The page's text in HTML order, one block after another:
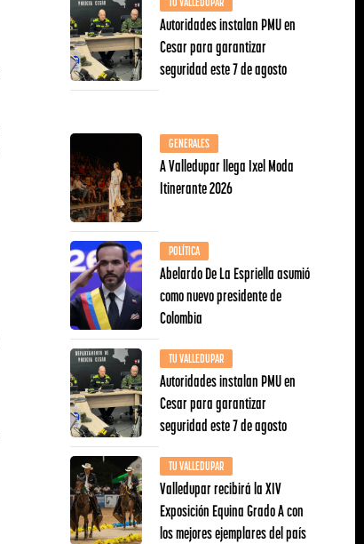
Autoridades instalan PMU en
Cesar para garantizar
seguridad este 7 de agosto
GENERALES
A Valledupar llega Ixel Moda
Itinerante 2026
POLÍTICA
Abelardo De La Espriella asumió
como nuevo presidente de
Colombia
TU VALLEDUPAR
Autoridades instalan PMU en
Cesar para garantizar
seguridad este 7 de agosto
TU VALLEDUPAR
Valledupar recibirá la XIV
Exposición Equina Grado A con
los mejores ejemplares del país